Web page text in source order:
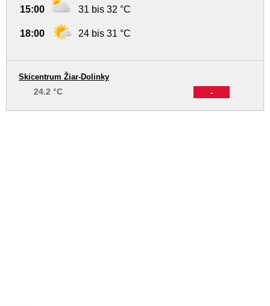
15:00 31 bis 32 °C
18:00 24 bis 31 °C
-
Skicentrum Žiar-Dolinky
24.2 °C